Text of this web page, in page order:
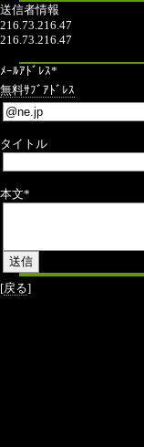
送信者情報
216.73.216.47
216.73.216.47
ﾒｰﾙｱﾄﾞﾚｽ*
無料ｻﾌﾞｱﾄﾞﾚｽ
タイトル
本文*
[戻る]